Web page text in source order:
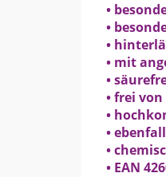
•
•
•
• mit
•
• frei
•
•
•
• EAN